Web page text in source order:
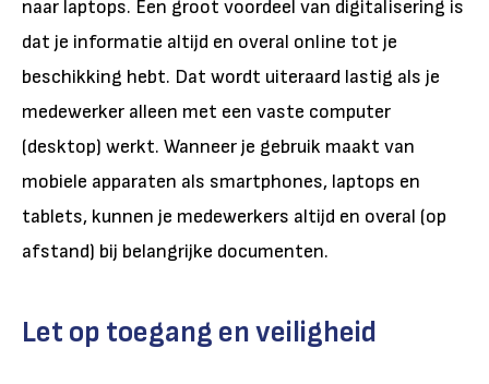
naar laptops. Een groot voordeel van digitalisering is
dat je informatie altijd en overal online tot je
beschikking hebt. Dat wordt uiteraard lastig als je
medewerker alleen met een vaste computer
(desktop) werkt. Wanneer je gebruik maakt van
mobiele apparaten als smartphones, laptops en
tablets, kunnen je medewerkers altijd en overal (op
afstand) bij belangrijke documenten.
Let op toegang en veiligheid